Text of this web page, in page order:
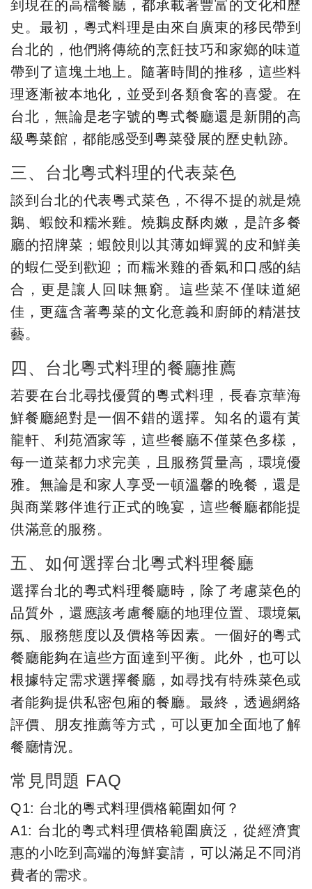
到現在的高檔餐廳，都承載著豐富的文化和歷
史。最初，粵式料理是由來自廣東的移民帶到
台北的，他們將傳統的烹飪技巧和家鄉的味道
帶到了這塊土地上。隨著時間的推移，這些料
理逐漸被本地化，並受到各類食客的喜愛。在
台北，無論是老字號的粵式餐廳還是新開的高
級粵菜館，都能感受到粵菜發展的歷史軌跡。
三、台北粵式料理的代表菜色
談到台北的代表粵式菜色，不得不提的就是燒
鵝、蝦餃和糯米雞。燒鵝皮酥肉嫩，是許多餐
廳的招牌菜；蝦餃則以其薄如蟬翼的皮和鮮美
的蝦仁受到歡迎；而糯米雞的香氣和口感的結
合，更是讓人回味無窮。這些菜不僅味道絕
佳，更蘊含著粵菜的文化意義和廚師的精湛技
藝。
四、台北粵式料理的餐廳推薦
若要在台北尋找優質的粵式料理，長春京華海
鮮餐廳絕對是一個不錯的選擇。知名的還有黃
龍軒、利苑酒家等，這些餐廳不僅菜色多樣，
每一道菜都力求完美，且服務質量高，環境優
雅。無論是和家人享受一頓溫馨的晚餐，還是
與商業夥伴進行正式的晚宴，這些餐廳都能提
供滿意的服務。
五、如何選擇台北粵式料理餐廳
選擇台北的粵式料理餐廳時，除了考慮菜色的
品質外，還應該考慮餐廳的地理位置、環境氣
氛、服務態度以及價格等因素。一個好的粵式
餐廳能夠在這些方面達到平衡。此外，也可以
根據特定需求選擇餐廳，如尋找有特殊菜色或
者能夠提供私密包廂的餐廳。最終，透過網絡
評價、朋友推薦等方式，可以更加全面地了解
餐廳情況。
常見問題 FAQ
Q1: 台北的粵式料理價格範圍如何？
A1: 台北的粵式料理價格範圍廣泛，從經濟實
惠的小吃到高端的海鮮宴請，可以滿足不同消
費者的需求。